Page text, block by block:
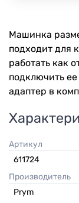
Машинка
подходит для
работать как
подключить
адаптер в
Артикул
611724
Производитель
Prym